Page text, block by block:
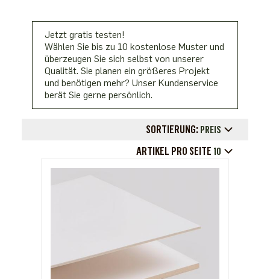
Jetzt gratis testen!
Wählen Sie bis zu 10 kostenlose Muster und
überzeugen Sie sich selbst von unserer
Qualität. Sie planen ein größeres Projekt
und benötigen mehr? Unser Kundenservice
berät Sie gerne persönlich.
SORTIERUNG: PREIS
ARTIKEL PRO SEITE 10